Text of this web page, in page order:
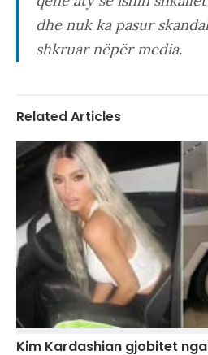
dhe nuk ka pasur
shkruar nëpër media.
Related Articles
Kim Kardashian gjobitet